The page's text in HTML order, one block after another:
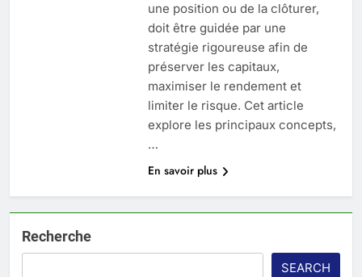
une position ou de la clôturer,
doit être guidée par une
stratégie rigoureuse afin de
préserver les capitaux,
maximiser le rendement et
limiter le risque. Cet article
explore les principaux concepts,
…
En savoir plus
Recherche
SEARCH